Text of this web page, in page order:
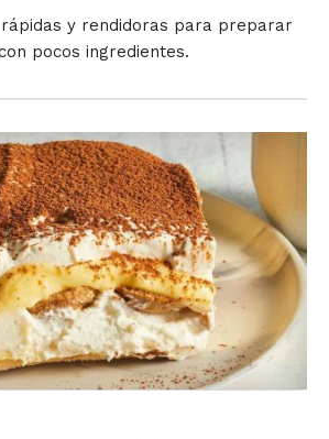
y rendidoras para preparar
pocos ingredientes.